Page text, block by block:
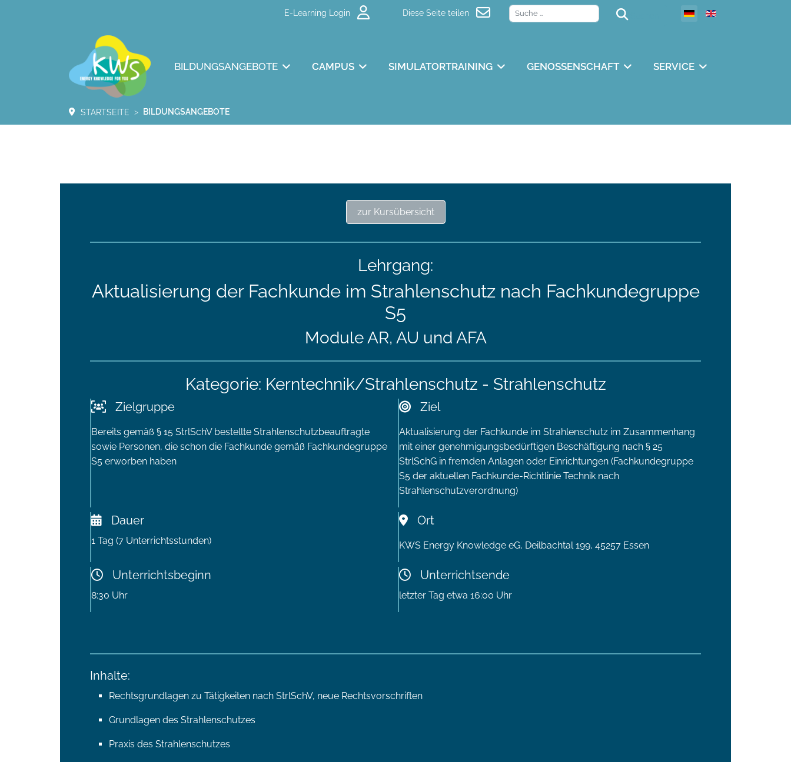
E-Learning Login Diese Seite teilen Suchen
BILDUNGSANGEBOTE CAMPUS SIMULATORTRAINING GENOSSENSCHAFT SERVICE
STARTSEITE BILDUNGSANGEBOTE
zur Kursübersicht
Lehrgang:
Aktualisierung der Fachkunde im Strahlenschutz nach Fachkundegruppe
S5
Module AR, AU und AFA
Kategorie: Kerntechnik/Strahlenschutz - Strahlenschutz
Zielgruppe
Bereits gemäß § 15 StrlSchV bestellte Strahlenschutzbeauftragte
sowie Personen, die schon die Fachkunde gemäß Fachkundegruppe
S5 erworben haben
Ziel
Aktualisierung der Fachkunde im Strahlenschutz im Zusammenhang
mit einer genehmigungsbedürftigen Beschäftigung nach § 25
StrlSchG in fremden Anlagen oder Einrichtungen (Fachkundegruppe
S5 der aktuellen Fachkunde-Richtlinie Technik nach
Strahlenschutzverordnung)
Dauer
1 Tag (7 Unterrichtsstunden)
Ort
KWS Energy Knowledge eG, Deilbachtal 199, 45257 Essen
Unterrichtsbeginn
8:30 Uhr
Unterrichtsende
letzter Tag etwa 16:00 Uhr
Inhalte:
Rechtsgrundlagen zu Tätigkeiten nach StrlSchV, neue Rechtsvorschriften
Grundlagen des Strahlenschutzes
Praxis des Strahlenschutzes